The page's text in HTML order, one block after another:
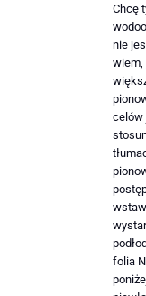
Chcę
nie
wiem,
celów
folia